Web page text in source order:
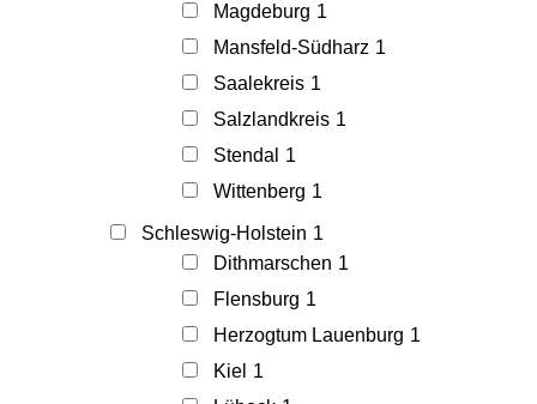
Magdeburg 1
Mansfeld-Südharz 1
Saalekreis 1
Salzlandkreis 1
Stendal
1
Wittenberg 1
Schleswig-Holstein 1
Dithmarschen 1
Flensburg 1
Herzogtum Lauenburg 1
Kiel 1